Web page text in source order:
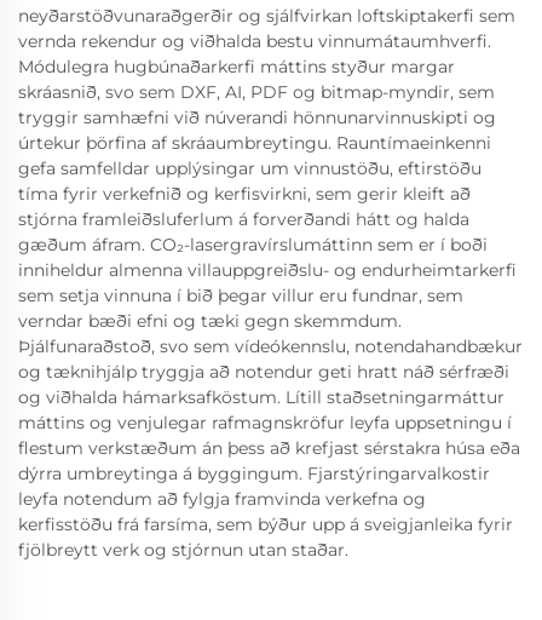
neyðarstöðvunaraðgerðir og sjálfvirkan loftskiptakerfi sem
vernda rekendur og viðhalda bestu vinnumátaumhverfi.
Módulegra hugbúnaðarkerfi máttins styður margar
skráasnið, svo sem DXF, AI, PDF og bitmap-myndir, sem
tryggir samhæfni við núverandi hönnunarvinnuskipti og
úrtekur þörfina af skráaumbreytingu. Rauntímaeinkenni
gefa samfelldar upplýsingar um vinnustöðu, eftirstöðu
tíma fyrir verkefnið og kerfisvirkni, sem gerir kleift að
stjórna framleiðsluferlum á forverðandi hátt og halda
gæðum áfram. CO₂-lasergravírslumáttinn sem er í boði
inniheldur almenna villauppgreiðslu- og endurheimtarkerfi
sem setja vinnuna í bið þegar villur eru fundnar, sem
verndar bæði efni og tæki gegn skemmdum.
Þjálfunaraðstoð, svo sem vídeókennslu, notendahandbækur
og tæknihjálp tryggja að notendur geti hratt náð sérfræði
og viðhalda hámarksafköstum. Lítill staðsetningarmáttur
máttins og venjulegar rafmagnskröfur leyfa uppsetningu í
flestum verkstæðum án þess að krefjast sérstakra húsa eða
dýrra umbreytinga á byggingum. Fjarstýringarvalkostir
leyfa notendum að fylgja framvinda verkefna og
kerfisstöðu frá farsíma, sem býður upp á sveigjanleika fyrir
fjölbreytt verk og stjórnun utan staðar.